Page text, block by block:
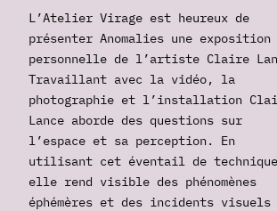
L’Atelier Virage est heureux de
présenter Anomalies une exposition
personnelle de l’artiste Claire
Travaillant avec la vidéo, la
photographie et l’installation
Lance aborde des questions sur
l’espace et sa perception. En
utilisant cet éventail de
elle rend visible des phénomènes
éphémères et des incidents visuels